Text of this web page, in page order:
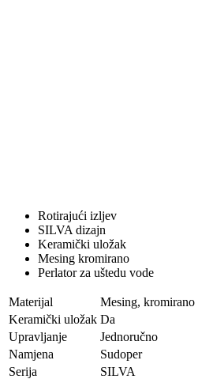
Rotirajući izljev
SILVA dizajn
Keramički uložak
Mesing kromirano
Perlator za uštedu vode
Materijal
Mesing, kromirano
Keramički uložak Da
Upravljanje
Jednoručno
Namjena
Sudoper
Serija
SILVA